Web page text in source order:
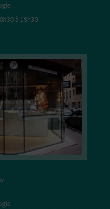
à 19h30